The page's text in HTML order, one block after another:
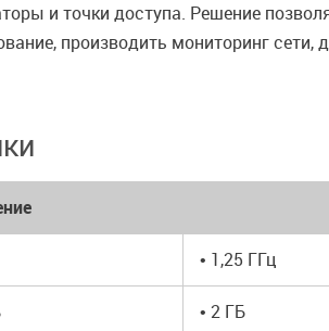
и точки доступа. Решение
производить мониторинг
• 1,25 ГГц
• 2 ГБ